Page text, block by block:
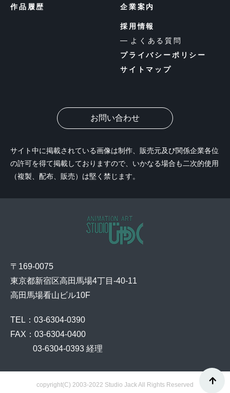
〒169-0075
東京都新宿区高田馬場4丁目-40-11
高田馬場看山ビル10F
TEL：03-6304-0390
FAX：03-6304-0400
03-6304-0393 経理
作品履歴
企業案内
採用情報
よくある質問
プライバシーポリシー
サイトマップ
お問い合わせ
サイト中に掲載されている画像は制作、販売元及び関係企業各位
の許可を得て掲載しておりますので、いかなる場合も二次的使用
（複製、配布、販売）は堅く禁じます。
copyright(C) 2003-2022 Studio Jack All Rights Reserved